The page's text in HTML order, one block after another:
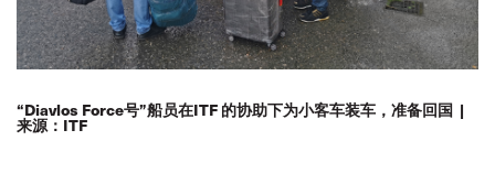
“Diavlos Force号”船员在ITF 的协助下为小客车装车，准备回国 |
来源：ITF